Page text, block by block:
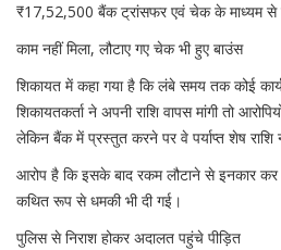
₹17,52,500 बैंक ट्रांसफर एवं चेक के माध्यम से
काम नहीं मिला, लौटाए गए चेक भी हुए बाउंस
शिकायत में कहा गया है कि लंबे समय तक कोई
शिकायतकर्ता ने अपनी राशि वापस मांगी तो
लेकिन बैंक में प्रस्तुत करने पर वे पर्याप्त शेष
आरोप है कि इसके बाद रकम लौटाने से इनकार कर
कथित रूप से धमकी भी दी गई।
पुलिस से निराश होकर अदालत पहुंचे पीड़ित